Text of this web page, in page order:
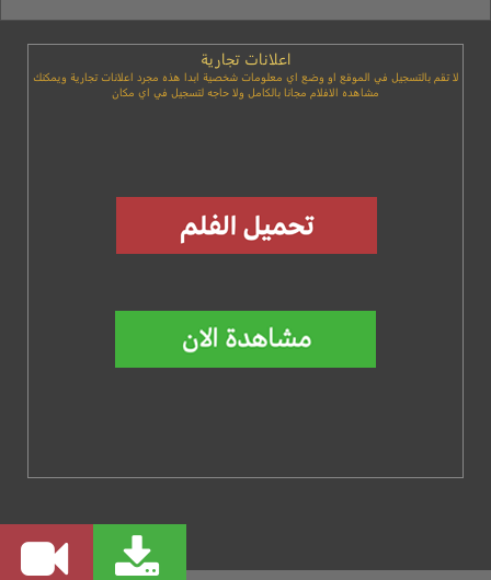
اعلانات تجارية
لا تقم بالتسجيل في الموقع او وضع اي معلومات شخصية ابدا هذه مجرد اعلانات تجارية ويمكنك
مشاهده الافلام مجانا بالكامل ولا حاجه لتسجيل في اي مكان